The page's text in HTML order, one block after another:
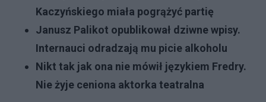
Kaczyńskiego miała pogrążyć partię
Janusz Palikot opublikował dziwne wpisy.
Internauci odradzają mu picie alkoholu
Nikt tak jak ona nie mówił językiem Fredry.
Nie żyje ceniona aktorka teatralna